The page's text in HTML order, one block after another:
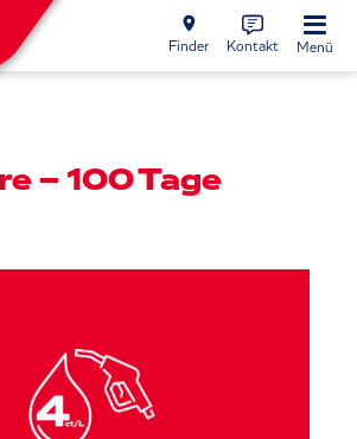
Finder Kontakt Menü
– 100 Tage